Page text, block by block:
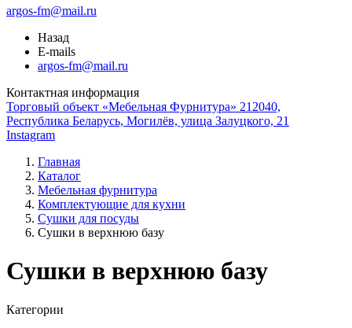
argos-fm@mail.ru
Назад
E-mails
argos-fm@mail.ru
Контактная информация
Торговый объект «Мебельная Фурнитура» 212040,
Республика Беларусь, Могилёв, улица Залуцкого, 21
Instagram
Главная
Каталог
Мебельная фурнитура
Комплектующие для кухни
Сушки для посуды
Сушки в верхнюю базу
Сушки в верхнюю базу
Категории